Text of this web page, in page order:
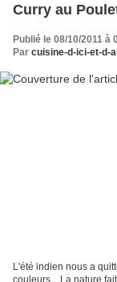
Curry au
Publié le 08/10/2011 à
Par cuisine-d-ici-et-d-
L'été indien nous a
couleurs... La nature